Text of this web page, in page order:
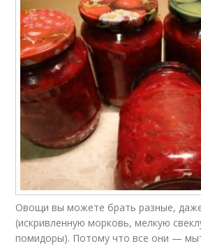
Овощи вы можете брать разные,
(искривленную морковь, мелкую
помидоры). Потому что все они —